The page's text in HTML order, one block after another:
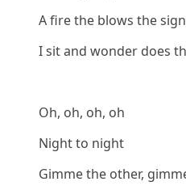
A fire the blows the
I sit and wonder does
Oh, oh, oh, oh
Night to night
Gimme the other,